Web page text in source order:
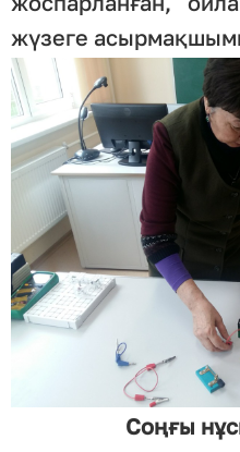
жүзеге
Соңғы